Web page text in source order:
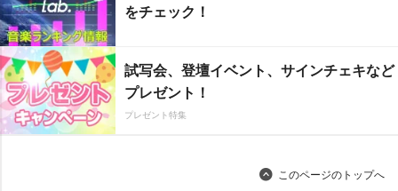
をチェック！
試写会、登壇イベント、サインチェキなど
プレゼント！
プレゼント特集
このページのトップへ